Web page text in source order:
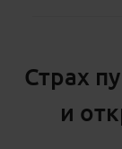
Страх
и